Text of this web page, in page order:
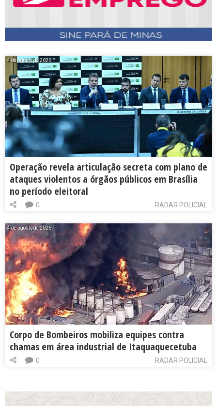
4 de agosto de 2026
Operação revela articulação secreta com plano de
ataques violentos a órgãos públicos em Brasília
no período eleitoral
RADAR POLICIAL
0
4 de agosto de 2026
Corpo de Bombeiros mobiliza equipes contra
chamas em área industrial de Itaquaquecetuba
RADAR POLICIAL
0